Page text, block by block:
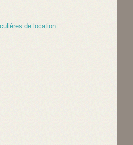
de location